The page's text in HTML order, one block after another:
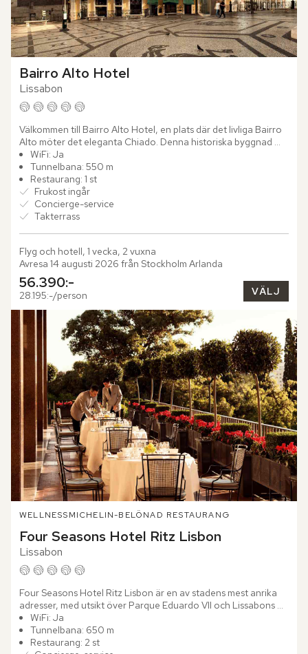
Bairro Alto Hotel
Lissabon
Välkommen till Bairro Alto Hotel, en plats där det livliga Bairro
Alto möter det eleganta Chiado. Denna historiska byggnad
från 1845 har varsamt restaurerats och blickar ut över...
WiFi: Ja
Tunnelbana: 550 m
Restaurang: 1 st
Frukost ingår
Concierge-service
Takterrass
Flyg och hotell, 1 vecka, 2 vuxna
Avresa 14 augusti 2026 från Stockholm Arlanda
56.390:-
28.195:-/person VÄLJ
WELLNESSMICHELIN-BELÖNAD RESTAURANG
Four Seasons Hotel Ritz Lisbon
Lissabon
Four Seasons Hotel Ritz Lisbon är en av stadens mest anrika
adresser, med utsikt över Parque Eduardo VII och Lissabons
kullar. Bakom den klassiska fasaden väntar marmorsalonger,...
WiFi: Ja
Tunnelbana: 650 m
Restaurang: 2 st